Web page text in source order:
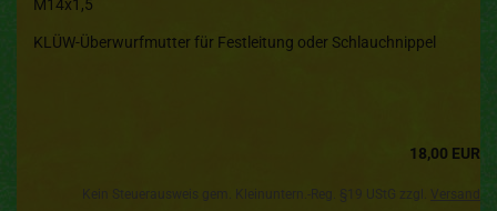
M14x1,5
KLÜW-Überwurfmutter für Festleitung oder Schlauchnippel
18,00 EUR